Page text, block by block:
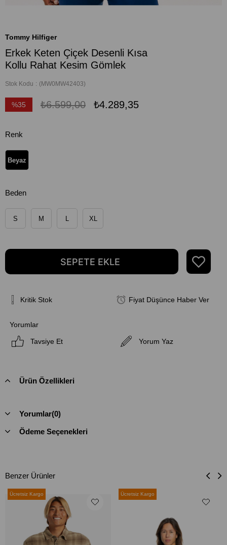
Tommy Hilfiger
Erkek Keten Çiçek Desenli Kısa
Kollu Rahat Kesim Gömlek
Stok Kodu (MW0MW42403)
%35
₺6.599,00 ₺4.289,35
Renk
Beyaz
Beden
S M L XL
Kritik Stok Fiyat Düşünce Haber Ver
Yorumlar
Tavsiye Et Yorum Yaz
Ürün Özellikleri
Yorumlar(0)
Ödeme Seçenekleri
Benzer Ürünler
Ücretsiz Kargo Ücretsiz Kargo